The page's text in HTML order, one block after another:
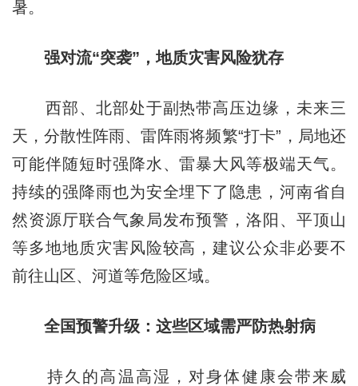
暑。
强对流“突袭”，地质灾害风险犹存
西部、北部处于副热带高压边缘，未来三
天，分散性阵雨、雷阵雨将频繁“打卡”，局地还
可能伴随短时强降水、雷暴大风等极端天气。
持续的强降雨也为安全埋下了隐患，河南省自
然资源厅联合气象局发布预警，洛阳、平顶山
等多地地质灾害风险较高，建议公众非必要不
前往山区、河道等危险区域。
全国预警升级：这些区域需严防热射病
持久的高温高湿，对身体健康会带来威